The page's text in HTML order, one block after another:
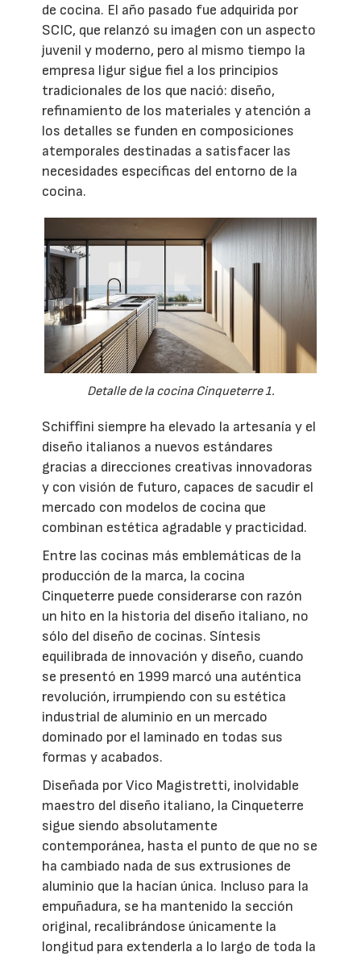
de cocina. El año pasado fue adquirida por
SCIC, que relanzó su imagen con un aspecto
juvenil y moderno, pero al mismo tiempo la
empresa ligur sigue fiel a los principios
tradicionales de los que nació: diseño,
refinamiento de los materiales y atención a
los detalles se funden en composiciones
atemporales destinadas a satisfacer las
necesidades específicas del entorno de la
cocina.
Detalle de la cocina Cinqueterre 1.
Schiffini siempre ha elevado la artesanía y el
diseño italianos a nuevos estándares
gracias a direcciones creativas innovadoras
y con visión de futuro, capaces de sacudir el
mercado con modelos de cocina que
combinan estética agradable y practicidad.
Entre las cocinas más emblemáticas de la
producción de la marca, la cocina
Cinqueterre puede considerarse con razón
un hito en la historia del diseño italiano, no
sólo del diseño de cocinas. Síntesis
equilibrada de innovación y diseño, cuando
se presentó en 1999 marcó una auténtica
revolución, irrumpiendo con su estética
industrial de aluminio en un mercado
dominado por el laminado en todas sus
formas y acabados.
Diseñada por Vico Magistretti, inolvidable
maestro del diseño italiano, la Cinqueterre
sigue siendo absolutamente
contemporánea, hasta el punto de que no se
ha cambiado nada de sus extrusiones de
aluminio que la hacían única. Incluso para la
empuñadura, se ha mantenido la sección
original, recalibrándose únicamente la
longitud para extenderla a lo largo de toda la